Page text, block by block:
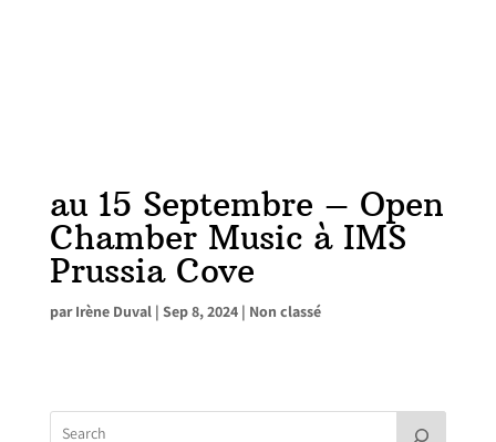
au 15 Septembre – Open
Chamber Music à IMS
Prussia Cove
parIrène Duval| Sep 8, 2024| Non classé